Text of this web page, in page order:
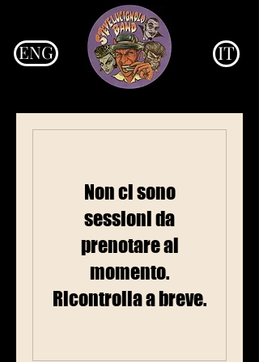
ENG IT
Non ci sono
sessioni da
prenotare al
momento.
Ricontrolla a breve.